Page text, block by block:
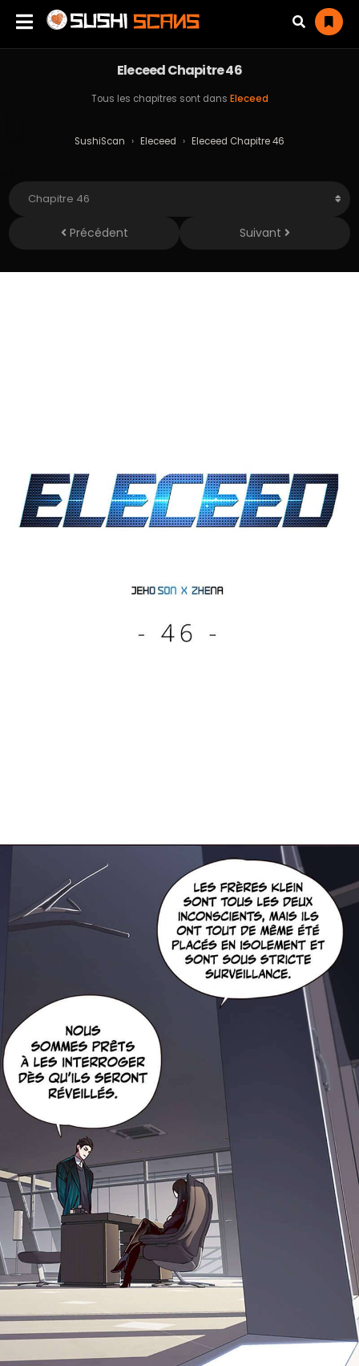
Eleceed Chapitre 46
Tous les chapitres sont dans Eleceed
SushiScan › Eleceed › Eleceed Chapitre 46
Précédent Suivant